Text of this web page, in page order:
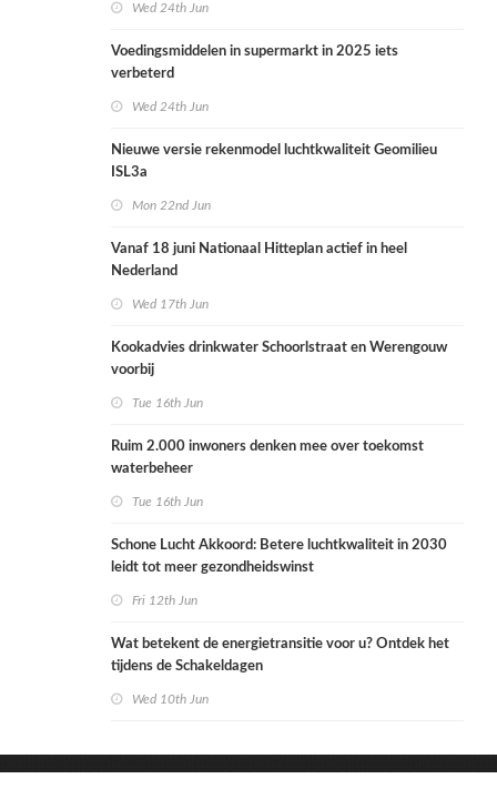
Wed 24th Jun
Voedingsmiddelen in supermarkt in 2025 iets
verbeterd
Wed 24th Jun
Nieuwe versie rekenmodel luchtkwaliteit Geomilieu
ISL3a
Mon 22nd Jun
Vanaf 18 juni Nationaal Hitteplan actief in heel
Nederland
Wed 17th Jun
Kookadvies drinkwater Schoorlstraat en Werengouw
voorbij
Tue 16th Jun
Ruim 2.000 inwoners denken mee over toekomst
waterbeheer
Tue 16th Jun
Schone Lucht Akkoord: Betere luchtkwaliteit in 2030
leidt tot meer gezondheidswinst
Fri 12th Jun
Wat betekent de energietransitie voor u? Ontdek het
tijdens de Schakeldagen
Wed 10th Jun